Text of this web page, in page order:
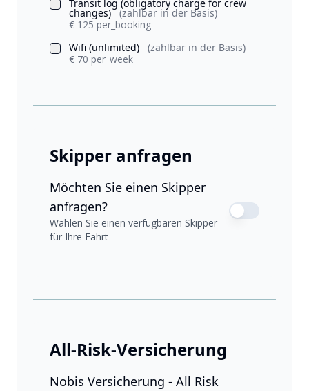
Transit log (obligatory charge for crew
changes) (zahlbar in der Basis)
€ 125 per_booking
Wifi (unlimited)
(zahlbar in der Basis)
€ 70 per_week
Skipper anfragen
Möchten Sie einen Skipper
anfragen?
Wählen Sie einen verfügbaren Skipper
für Ihre Fahrt
All-Risk-Versicherung
Nobis Versicherung - All Risk